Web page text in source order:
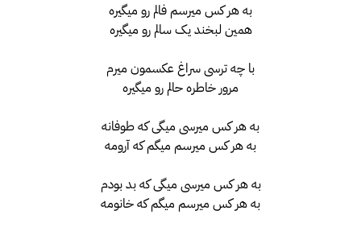
به هر کس میرسم فالم رو میگیره
همین لبخند یک سالم رو میگیره
با چه ترسی سراغ عکسمون میرم
مرور خاطره حالم رو میگیره
به هر کس میرسی میگی که طوفانه
به هر کس میرسم میگم که آرومه
به هر کس میرسی میگی که بد بودم
به هر کس میرسم میگم که خانومه